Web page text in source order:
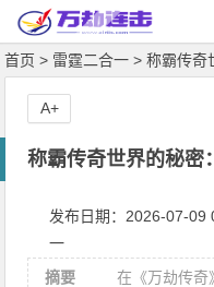
首页 > 雷霆二合一 >称霸传奇
称霸传奇世界的秘密
发布日期：2026-07-
一
摘要
在《万劫传奇
A+